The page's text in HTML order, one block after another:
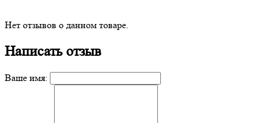
Нет отзывов о данном товаре.
Написать отзыв
Ваше имя: